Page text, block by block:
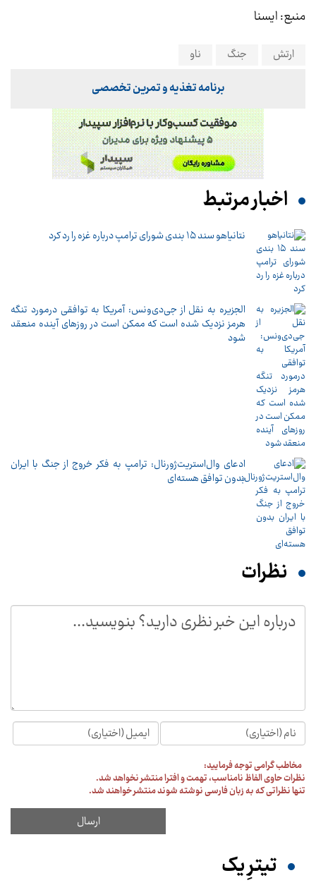
منبع: ایسنا
ارتش جنگ ناو
برنامه تغذیه و تمرین تخصصی
اخبار مرتبط
نتانیاهو سند ۱۵ بندی شورای ترامپ درباره غزه را رد کرد
الجزیره به نقل از جی‌دی‌ونس: آمریکا به توافقی درمورد تنگه
هرمز نزدیک شده است که ممکن است در روزهای آینده منعقد
شود
ادعای وال‌استریت‌ژورنال: ترامپ به فکر خروج از جنگ با ایران
بدون توافق هسته‌ای
نظرات
مخاطب گرامی توجه فرمایید:
نظرات حاوی الفاظ نامناسب، تهمت و افترا منتشر نخواهد شد.
تنها نظراتی که به زبان فارسی نوشته شوند منتشر خواهند شد.
تیترِ یک